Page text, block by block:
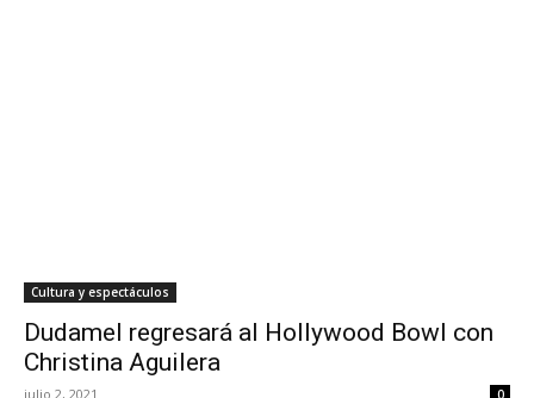
Cultura y espectáculos
Dudamel regresará al Hollywood Bowl con
Christina Aguilera
julio 2, 2021 0